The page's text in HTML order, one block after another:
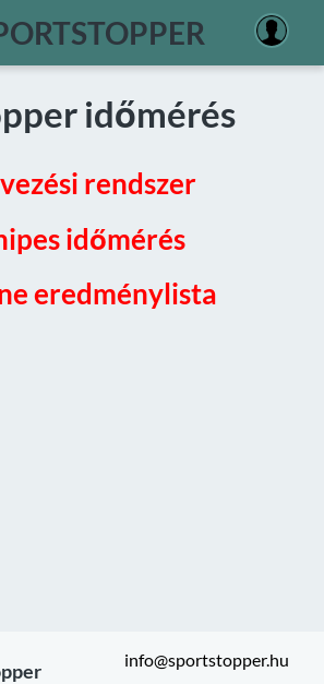
időmérés
rendszer
időmérés
eredménylista
info@sportstopper.hu